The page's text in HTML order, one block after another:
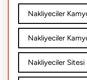
Nakliyeciler
Nakliyeciler
Nakliyeciler Sitesi